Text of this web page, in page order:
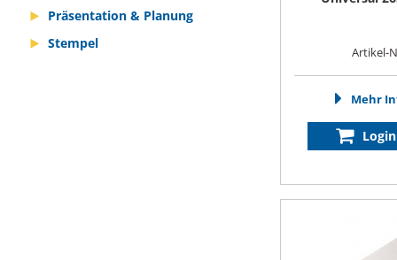
Präsentation & Planung
Stempel
Artikel-
Mehr